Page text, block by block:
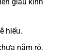
hiểu.
nắm rõ.